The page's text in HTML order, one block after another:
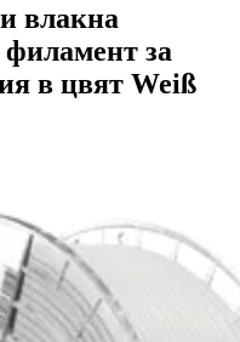
влакна
за
в цвят Weiß